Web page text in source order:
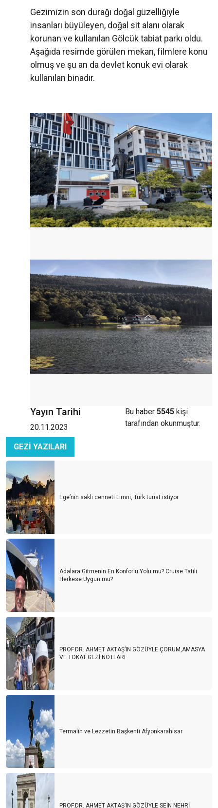
Gezimizin son durağı doğal güzelliğiyle
insanları büyüleyen, doğal sit alanı olarak
korunan ve kullanılan Gölcük tabiat parkı oldu.
Aşağıda resimde görülen mekan, filmlere konu
olmuş ve şu an da devlet konuk evi olarak
kullanılan binadır.
Yayın Tarihi
20.11.2023
Bu haber 5545 kişi
tarafından okunmuştur.
GEZİ YAZILARI
Ege’nin saklı cenneti Limni, Türk turist istiyor
Adalara Gitmenin En Konforlu Yolu mu? Cruise Tatili
Herkese Uygun mu?
PROF.DR. AHMET AKTAŞ’IN GÖZÜYLE ÇORUM,AMASYA
VE TOKAT GEZİ NOTLARI
Termalin ve Lezzetin Başkenti Afyonkarahisar
PROF.DR. AHMET AKTAŞ’IN GÖZÜYLE SEİN NEHRİ